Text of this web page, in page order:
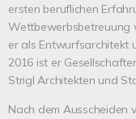
ersten beruflichen
Wettbewerbsbetreuung
er als Entwurfsarchitekt
2016 ist er
Strigl Architekten und
Nach dem Ausscheiden